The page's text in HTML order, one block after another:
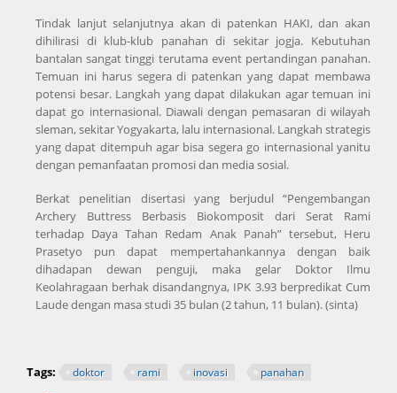
Tindak lanjut selanjutnya akan di patenkan HAKI, dan akan
dihilirasi di klub-klub panahan di sekitar jogja. Kebutuhan
bantalan sangat tinggi terutama event pertandingan panahan.
Temuan ini harus segera di patenkan yang dapat membawa
potensi besar. Langkah yang dapat dilakukan agar temuan ini
dapat go internasional. Diawali dengan pemasaran di wilayah
sleman, sekitar Yogyakarta, lalu internasional. Langkah strategis
yang dapat ditempuh agar bisa segera go internasional yanitu
dengan pemanfaatan promosi dan media sosial.
Berkat penelitian disertasi yang berjudul “Pengembangan
Archery Buttress Berbasis Biokomposit dari Serat Rami
terhadap Daya Tahan Redam Anak Panah” tersebut, Heru
Prasetyo pun dapat mempertahankannya dengan baik
dihadapan dewan penguji, maka gelar Doktor Ilmu
Keolahragaan berhak disandangnya, IPK 3.93 berpredikat Cum
Laude dengan masa studi 35 bulan (2 tahun, 11 bulan). (sinta)
Tags: doktor rami inovasi panahan